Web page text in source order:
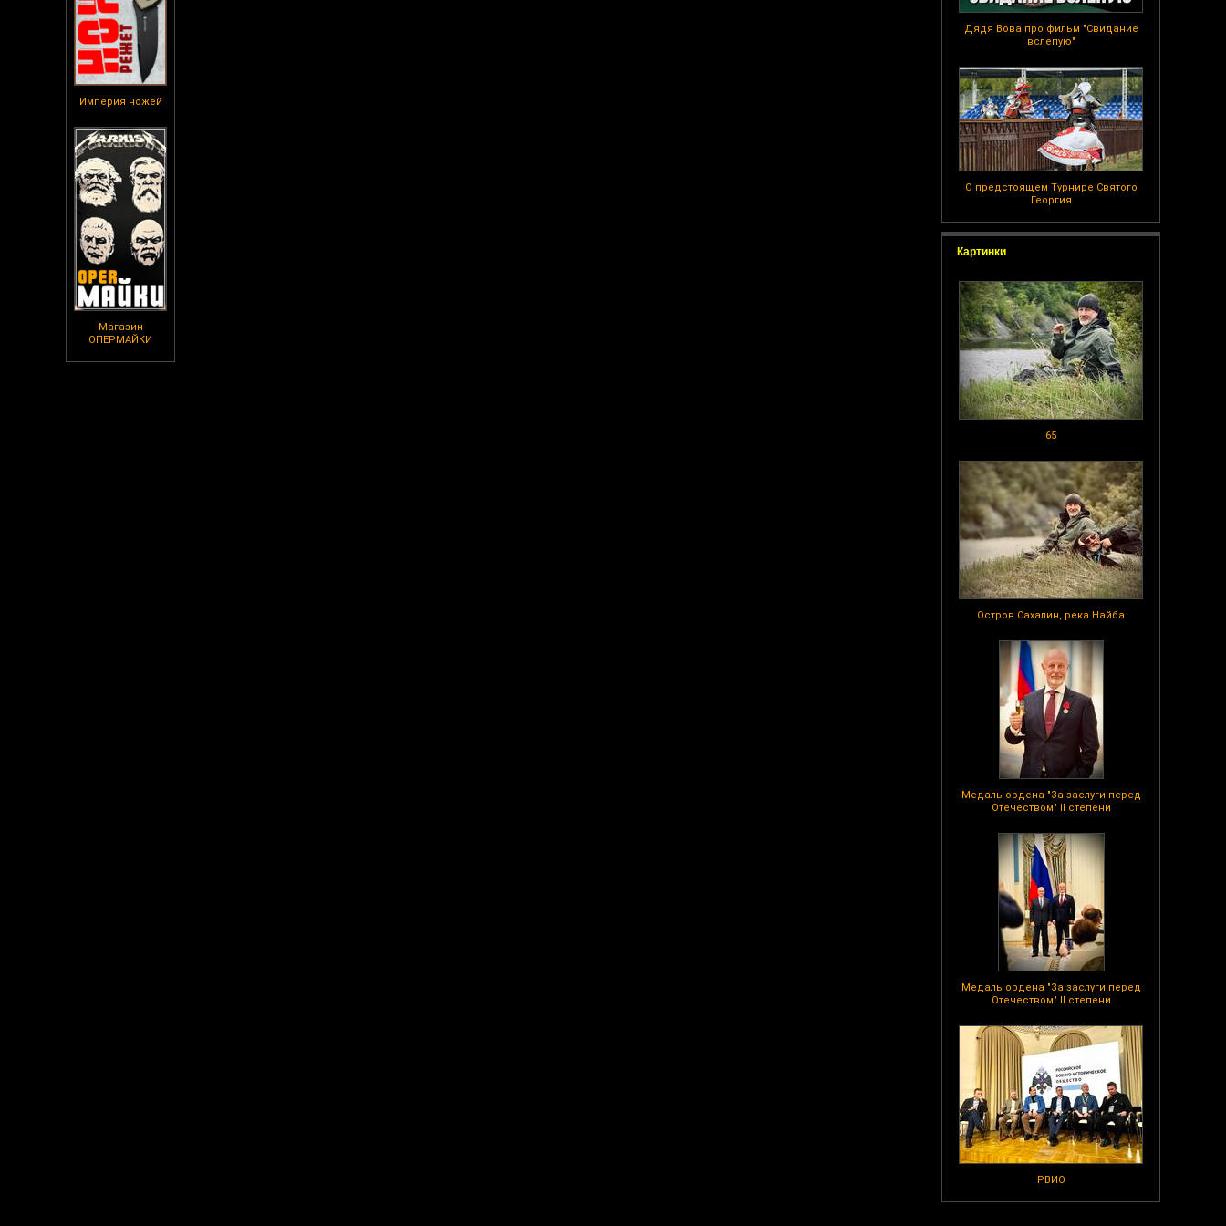
Империя ножей
Магазин
ОПЕРМАЙКИ
Дядя Вова про фильм "Свидание
вслепую"
О предстоящем Турнире Святого
Георгия
Картинки
65
Остров Сахалин, река Найба
Медаль ордена "За заслуги перед
Отечеством" II степени
Медаль ордена "За заслуги перед
Отечеством" II степени
РВИО